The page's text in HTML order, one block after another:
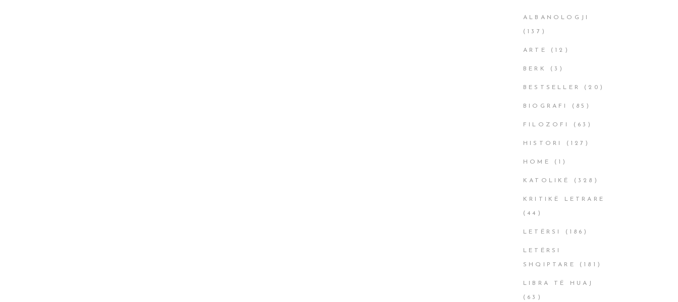
ALBANOLOGJI
(137)
ARTE (12)
BERK (3)
BESTSELLER (20)
BIOGRAFI (85)
FILOZOFI (63)
HISTORI (127)
HOME (1)
KATOLIKË (328)
KRITIKË LETRARE
(44)
LETËRSI (186)
LETËRSI
SHQIPTARE (181)
LIBRA TË HUAJ
(63)